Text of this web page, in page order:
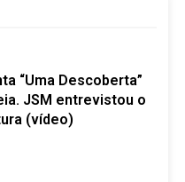
“Uma Descoberta”
JSM entrevistou o
(vídeo)